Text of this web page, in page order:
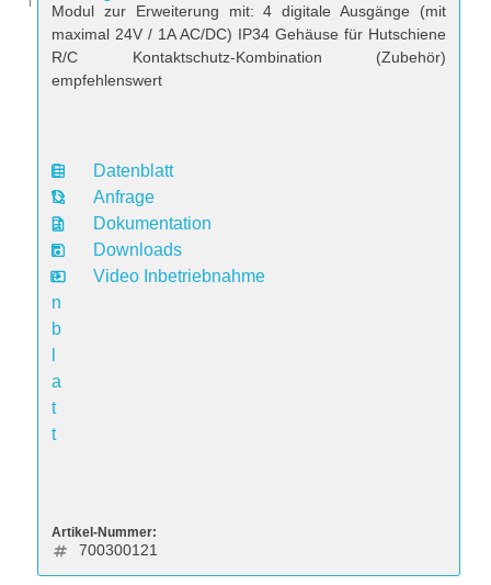
Modul zur Erweiterung mit: 4 digitale Ausgänge (mit
maximal 24V / 1A AC/DC) IP34 Gehäuse für Hutschiene
R/C Kontaktschutz-Kombination (Zubehör)
empfehlenswert
D
a
t
e
n
b
a
t
t
Datenblatt
Anfrage
Dokumentation
Downloads
Video Inbetriebnahme
Artikel-Nummer:
700300121